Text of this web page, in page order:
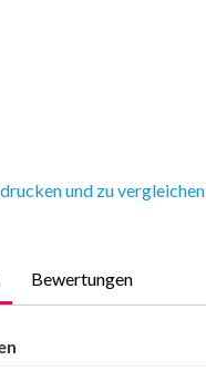
und zu vergleichen
Bewertungen